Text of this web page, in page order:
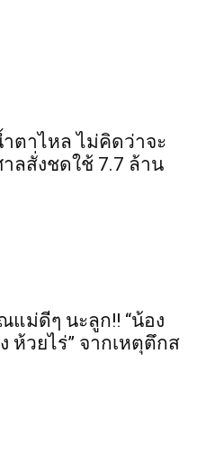
ตาไหล ไม่คิดว่าจะ
ลสั่งชดใช้ 7.7 ล้าน
ม่ดีๆ นะลูก!! “น้อง
ห้วยไร่” จากเหตุตึกส